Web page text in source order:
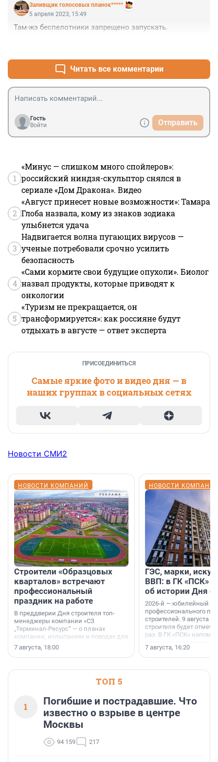
Заливщик голосовых планок*****
5 апреля 2023, 15:49
Там-жэ беспелотники запрещено запускать.
Читать все комментарии
Гость
Войти
Отправить
1
«Минус — слишком много спойлеров»:
российский ниндзя-скульптор снялся в
сериале «Дом Дракона». Видео
2
«Август принесет новые возможности»: Тамара
Глоба назвала, кому из знаков зодиака
улыбнется удача
3
Надвигается волна пугающих вирусов —
ученые потребовали срочно усилить
безопасность
4
«Сами кормите свои будущие опухоли». Биолог
назвал продукты, которые приводят к
онкологии
5
«Туризм не прекращается, он
трансформируется»: как россияне будут
отдыхать в августе — ответ эксперта
ПРИСОЕДИНИТЬСЯ
Самые яркие фото и видео дня — в
наших группах в социальных сетях
Новости СМИ2
НОВОСТИ КОМПАНИЙ
Строители «Образцовых
кварталов» встречают
профессиональный
праздник на работе
В преддверии Дня строителя топ-
менеджеры компании «СЗ
„Терминал-Ресурс“ — о планах
компании, испытаниях и поводах для
осторожного оптимизма.
7 августа, 18:00
НОВОСТИ
ГЭС, марки,
ВВП: в ГК «ПСК»
об истории Дня
2026-й — юбилейный
профессионального
строителей. 9 августа
строителя будет
раз. В ГК «ПСК»
поменялась роль
7 августа, 16:20
ТОП 5
1
Погибшие и пострадавшие. Что
известно о взрыве в центре
Москвы
94 159 217